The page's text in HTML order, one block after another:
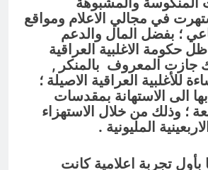
في مجالي الاعلام ومواقع
؛ بفضل المال والدعم
حكومة الاغلبية العراقية
جازت المعروف بالمنكر ,
للأغلبية العراقية الاصيلة ؛
الى الاستهانة بمقدسات
؛ وذلك من خلال الاستهزاء
المليونية .
تجربة اعلامية كانت